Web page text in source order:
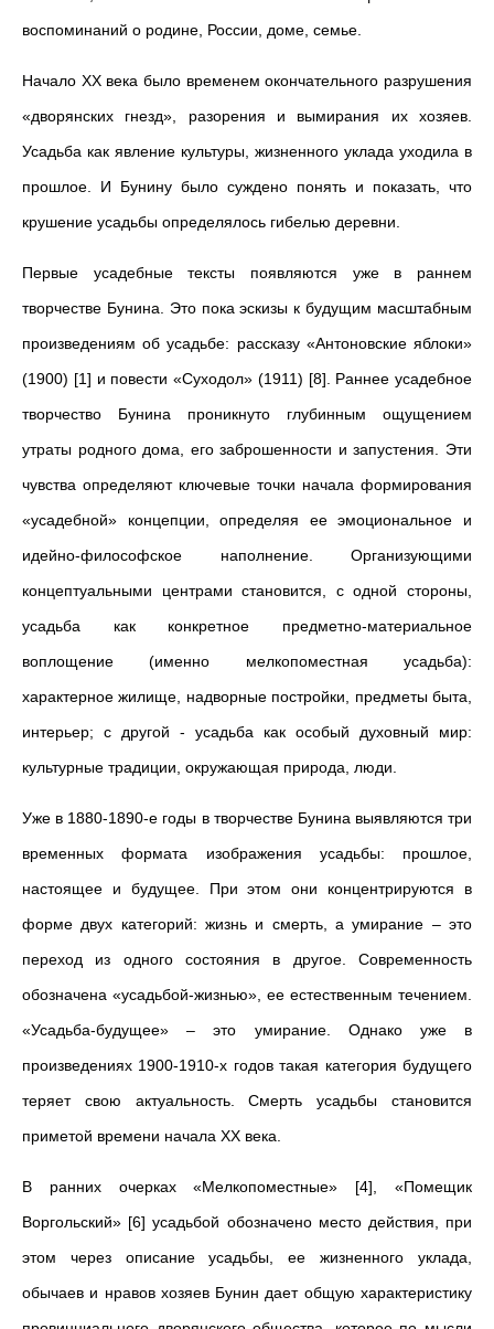
воспоминаний о родине, России, доме, семье.
Начало ХХ века было временем окончательного разрушения
«дворянских гнезд», разорения и вымирания их хозяев.
Усадьба как явление культуры, жизненного уклада уходила в
прошлое. И Бунину было суждено понять и показать, что
крушение усадьбы определялось гибелью деревни.
Первые усадебные тексты появляются уже в раннем
творчестве Бунина. Это пока эскизы к будущим масштабным
произведениям об усадьбе: рассказу «Антоновские яблоки»
(1900) [1] и повести «Суходол» (1911) [8]. Раннее усадебное
творчество Бунина проникнуто глубинным ощущением
утраты родного дома, его заброшенности и запустения. Эти
чувства определяют ключевые точки начала формирования
«усадебной» концепции, определяя ее эмоциональное и
идейно-философское наполнение. Организующими
концептуальными центрами становится, с одной стороны,
усадьба как конкретное предметно-материальное
воплощение (именно мелкопоместная усадьба):
характерное жилище, надворные постройки, предметы быта,
интерьер; с другой - усадьба как особый духовный мир:
культурные традиции, окружающая природа, люди.
Уже в 1880-1890-е годы в творчестве Бунина выявляются три
временных формата изображения усадьбы: прошлое,
настоящее и будущее. При этом они концентрируются в
форме двух категорий: жизнь и смерть, а умирание – это
переход из одного состояния в другое. Современность
обозначена «усадьбой-жизнью», ее естественным течением.
«Усадьба-будущее» – это умирание. Однако уже в
произведениях 1900-1910-х годов такая категория будущего
теряет свою актуальность. Смерть усадьбы становится
приметой времени начала XX века.
В ранних очерках «Мелкопоместные» [4], «Помещик
Воргольский» [6] усадьбой обозначено место действия, при
этом через описание усадьбы, ее жизненного уклада,
обычаев и нравов хозяев Бунин дает общую характеристику